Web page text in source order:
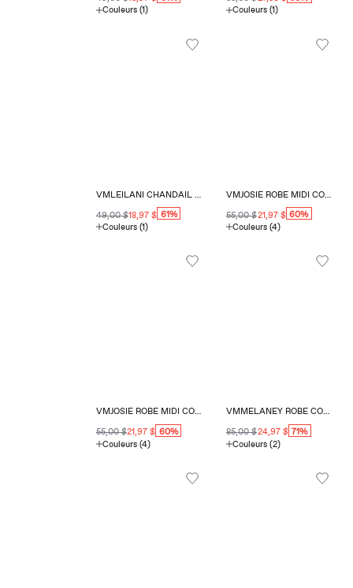
Couleurs (1)
Couleurs (1)
49,00 $18,97 $ 61%
Couleurs (1)
VMJOSIE ROBE MIDI COUPE RÉGULIÈRE COL EN V
55,00 $21,97 $ 60%
Couleurs (4)
VMJOSIE ROBE MIDI COUPE RÉGULIÈRE COL EN V
55,00 $21,97 $ 60%
Couleurs (4)
VMMELANEY ROBE COURTE COUPE RÉGULIÈRE COL EN V
85,00 $24,97 $ 71%
Couleurs (2)